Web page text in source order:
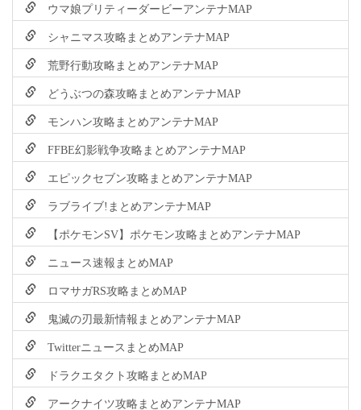
ウマ娘プリティーダービーアンテナMAP
シャニマス攻略まとめアンテナMAP
荒野行動攻略まとめアンテナMAP
どうぶつの森攻略まとめアンテナMAP
モンハン攻略まとめアンテナMAP
FFBE幻影戦争攻略まとめアンテナMAP
エピックセブン攻略まとめアンテナMAP
ラブライブ!まとめアンテナMAP
【ポケモンSV】ポケモン攻略まとめアンテナMAP
ニュース速報まとめMAP
ロマサガRS攻略まとめMAP
鬼滅の刃最新情報まとめアンテナMAP
TwitterニュースまとめMAP
ドラクエタクト攻略まとめMAP
アークナイツ攻略まとめアンテナMAP